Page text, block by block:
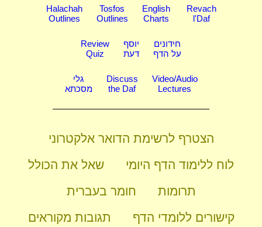
Halachah
Outlines
Tosfos
Outlines
English
Charts
Revach
l'Daf
Review
Quiz
יוסף
דעת
חידונים
על הדף
גלי
מסכתא
Discuss
the Daf
Video/Audio
Lectures
הצטרף לרשימת הדואר אלקטרוני
שאל את הכולל
לוח ללימוד הדף היומי
חומר בעברית
תרומות
תגובות מקוראים
קישורים ללומדי הדף